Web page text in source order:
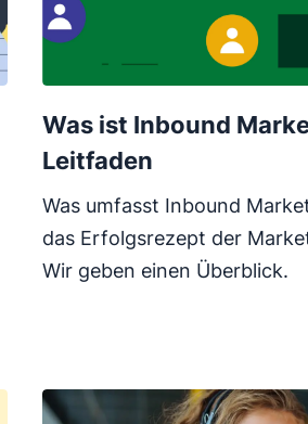
Was ist Inbound
Leitfaden
Was umfasst Inbound
das Erfolgsrezept der
Wir geben einen Überblick.